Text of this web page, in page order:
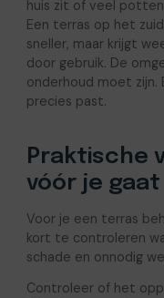
huis zit of veel
Een terras op het
sneller, maar krijgt
door gebruik. De
onderhoud moet
precies past.
Praktische
vóór je
Voor je een terras
kort te controleren
schade en onnodig
Controleer of het